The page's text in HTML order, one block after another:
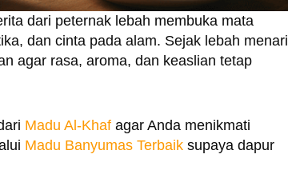
dari peternak lebah membuka mata
dan cinta pada alam. Sejak lebah menari
agar rasa, aroma, dan keaslian tetap
Madu Al-Khaf agar Anda menikmati
Madu Banyumas Terbaik supaya dapur